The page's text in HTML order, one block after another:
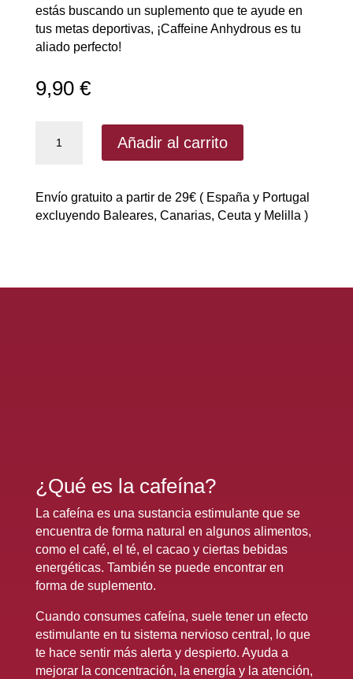
estás buscando un suplemento que te ayude en
tus metas deportivas, ¡Caffeine Anhydrous es tu
aliado perfecto!
9,90 €
Anhydrous
de
Starlabs
Añadir al carrito
Envío gratuito a partir de 29€ ( España y Portugal
excluyendo Baleares, Canarias, Ceuta y Melilla )
¿Qué es la cafeína?
La cafeína es una sustancia estimulante que se
encuentra de forma natural en algunos alimentos,
como el café, el té, el cacao y ciertas bebidas
energéticas. También se puede encontrar en
forma de suplemento.
Cuando consumes cafeína, suele tener un efecto
estimulante en tu sistema nervioso central, lo que
te hace sentir más alerta y despierto. Ayuda a
mejorar la concentración, la energía y la atención,